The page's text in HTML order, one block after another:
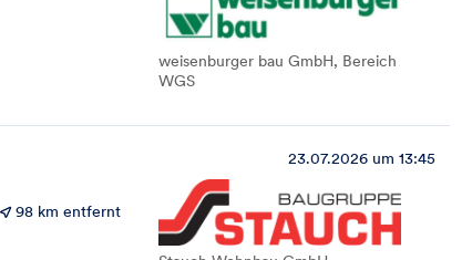
weisenburger bau GmbH, Bereich
WGS
23.07.2026 um 13:45
98 km entfernt